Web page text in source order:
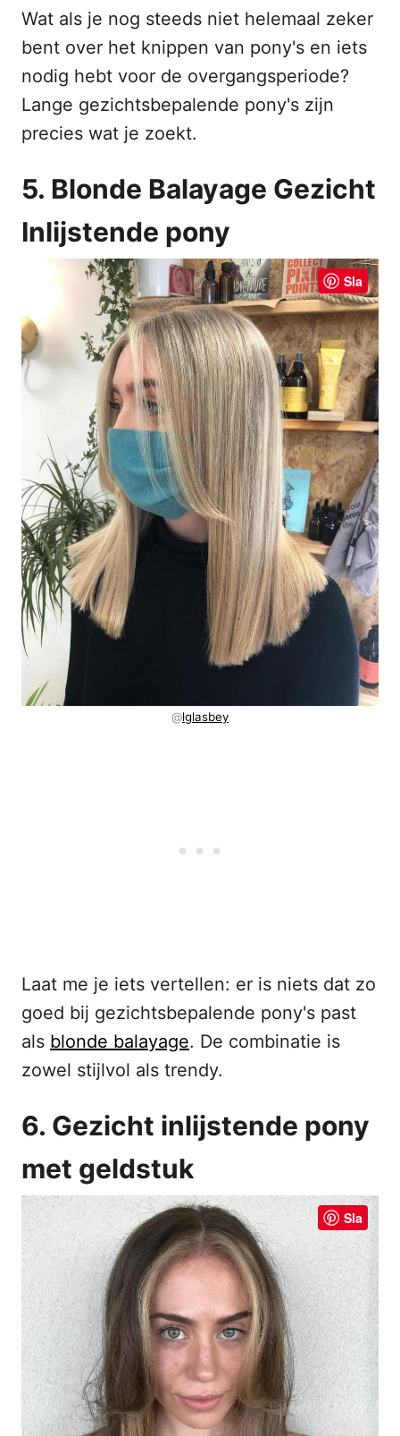
Wat als je nog steeds niet helemaal zeker
bent over het knippen van pony's en iets
nodig hebt voor de overgangsperiode?
Lange gezichtsbepalende pony's zijn
precies wat je zoekt.
5. Blonde Balayage Gezicht
Inlijstende pony
Sla
@lglasbey
Laat me je iets vertellen: er is niets dat zo
goed bij gezichtsbepalende pony's past
als blonde balayage. De combinatie is
zowel stijlvol als trendy.
6. Gezicht inlijstende pony
met geldstuk
Sla